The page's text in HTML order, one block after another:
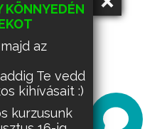
KÖNNYEDÉN
az
Te vedd
kihívásait :)
kurzusunk